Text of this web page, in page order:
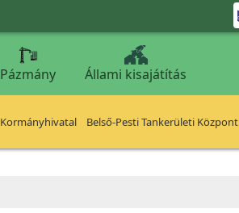
Pázmány Állami kisajátítás
Kormányhivatal Belső-Pesti Tankerületi Központ